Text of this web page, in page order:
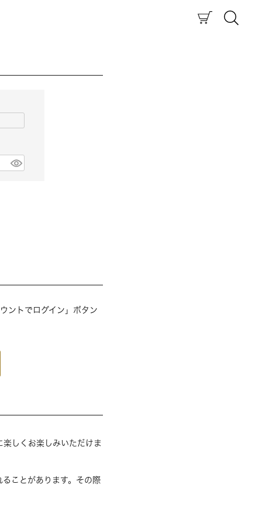
ントでログイン」ボタン
しくお楽しみいただけま
ことがあります。その際